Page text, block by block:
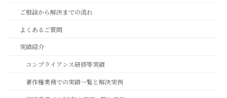
ご相談から解決までの流れ
よくあるご質問
実績紹介
コンプライアンス研修等実績
著作権業務での実績一覧と解決実例